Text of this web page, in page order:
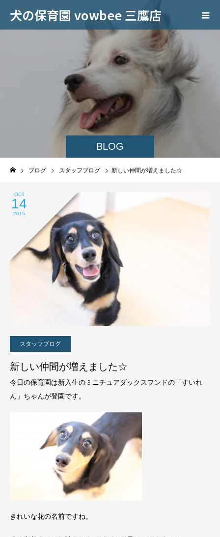
犬の保育園 vowbee 三鷹店
BLOG
ブログ スタッフブログ 新しい仲間が増えました☆
OCT
14
2015
スタッフブログ
新しい仲間が増えました☆
今日の保育園は新入生のミニチュアダックスフンドの「すいれ
ん」ちゃんが登園です。
きれいな花の名前ですね。